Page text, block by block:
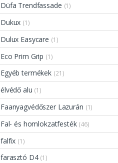
Düfa Trendfassade (1)
Dukux (1)
Dulux Easycare (1)
Eco Prim Grip (1)
Egyéb termékek (21)
élvédő alu (1)
Faanyagvédőszer Lazurán (1)
Fal- és homlokzatfesték (46)
falfix (1)
farasztó D4 (1)